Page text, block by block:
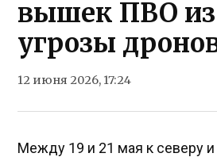
вышек ПВО
угрозы
12 июня 2026, 17:24
Между 19 и 21 мая к северу и